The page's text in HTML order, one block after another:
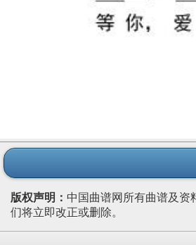
版权声明： 中国曲谱网所有曲谱及资
们将立即改正或删除。